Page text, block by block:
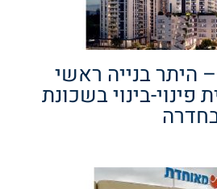
היתר בנייה ראשי
פינוי-בינוי בשכונת